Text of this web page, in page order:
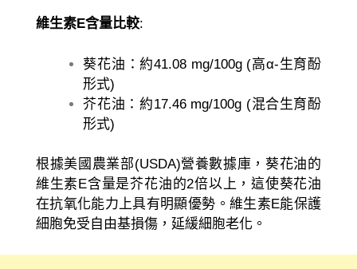
維生素E含量比較:
葵花油：約41.08 mg/100g (高α-生育酚
形式)
芥花油：約17.46 mg/100g (混合生育酚
形式)
根據美國農業部(USDA)營養數據庫，葵花油的
維生素E含量是芥花油的2倍以上，這使葵花油
在抗氧化能力上具有明顯優勢。維生素E能保護
細胞免受自由基損傷，延緩細胞老化。